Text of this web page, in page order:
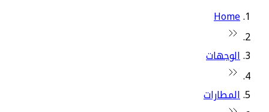
Home
الوجهات
المطارات